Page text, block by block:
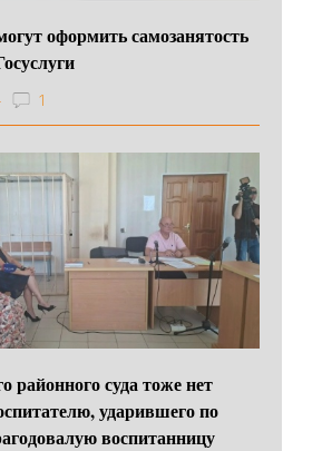
оформить самозанятость
1
районного суда тоже нет
ударившего по
воспитанницу